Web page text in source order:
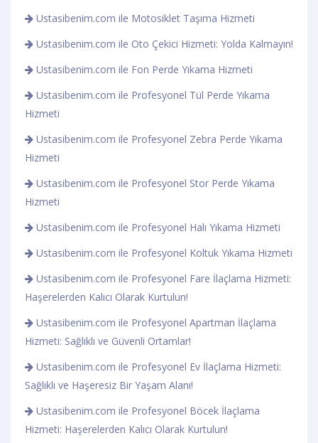
Ustasibenim.com ile Motosiklet Taşıma Hizmeti
Ustasibenim.com ile Oto Çekici Hizmeti: Yolda Kalmayın!
Ustasibenim.com ile Fon Perde Yıkama Hizmeti
Ustasibenim.com ile Profesyonel Tül Perde Yıkama
Hizmeti
Ustasibenim.com ile Profesyonel Zebra Perde Yıkama
Hizmeti
Ustasibenim.com ile Profesyonel Stor Perde Yıkama
Hizmeti
Ustasibenim.com ile Profesyonel Halı Yıkama Hizmeti
Ustasibenim.com ile Profesyonel Koltuk Yıkama Hizmeti
Ustasibenim.com ile Profesyonel Fare İlaçlama Hizmeti:
Haşerelerden Kalıcı Olarak Kurtulun!
Ustasibenim.com ile Profesyonel Apartman İlaçlama
Hizmeti: Sağlıklı ve Güvenli Ortamlar!
Ustasibenim.com ile Profesyonel Ev İlaçlama Hizmeti:
Sağlıklı ve Haşeresiz Bir Yaşam Alanı!
Ustasibenim.com ile Profesyonel Böcek İlaçlama
Hizmeti: Haşerelerden Kalıcı Olarak Kurtulun!